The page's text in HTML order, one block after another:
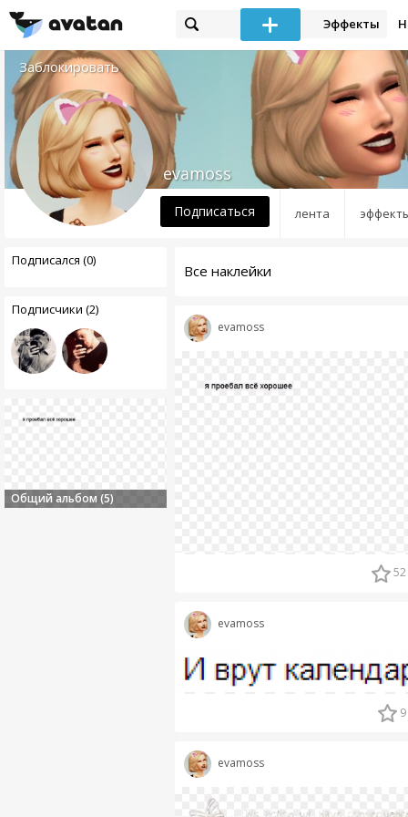
Эффекты
Заблокировать
лента
evamoss
Подписаться
Подписался (0)
Подписчики (2)
Общий альбом (5)
Все наклейки
evamoss
52
evamoss
9
evamoss